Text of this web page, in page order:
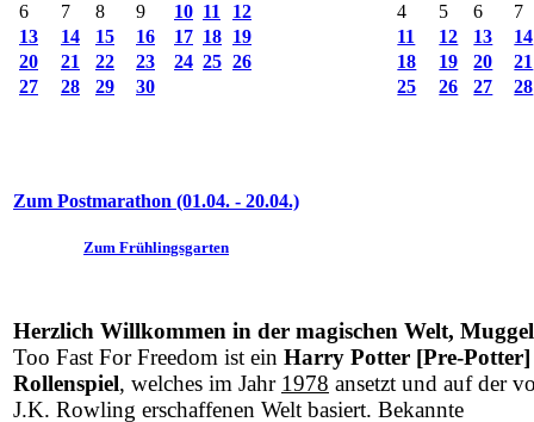
6
7 8 9 10 11
12
13
14 15 16 17 18 19
20
21 22 23 24 25 26
27
28 29 30
4 5 6
7
11
12 13
14
18
19 20
21
25
26 27 28
Zum Postmarathon (01.04. - 20.04.)
Zum Frühlingsgarten
Herzlich Willkommen in der magischen Welt, Muggel
Too Fast For Freedom ist ein Harry Potter [Pre-Potter]
Rollenspiel, welches im Jahr 1978 ansetzt und auf der
J.K. Rowling erschaffenen Welt basiert. Bekannte